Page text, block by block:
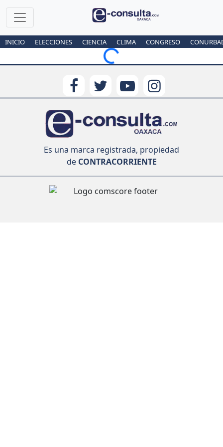
INICIO ELECCIONES CIENCIA CLIMA CONGRESO
Loading...
Es una marca registrada, propiedad
deCONTRACORRIENTE